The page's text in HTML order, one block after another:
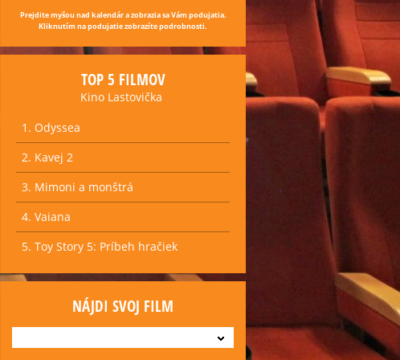
Prejdite myšou nad kalendár a zobrazia sa Vám podujatia.
Kliknutím na podujatie zobrazíte podrobnosti.
TOP 5 FILMOV
Kino Lastovička
1. Odyssea
2. Kavej 2
3. Mimoni a monštrá
4. Vaiana
5. Toy Story 5: Príbeh hračiek
NÁJDI SVOJ FILM